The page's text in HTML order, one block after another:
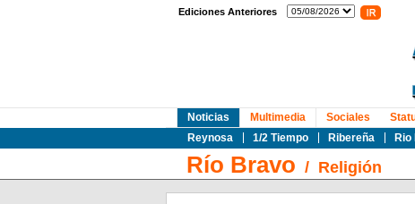
Ediciones Anteriores
Noticias
Reynosa
1/2 Tiempo Ribereña Rio
Multimedia Sociales
Río Bravo / Religión